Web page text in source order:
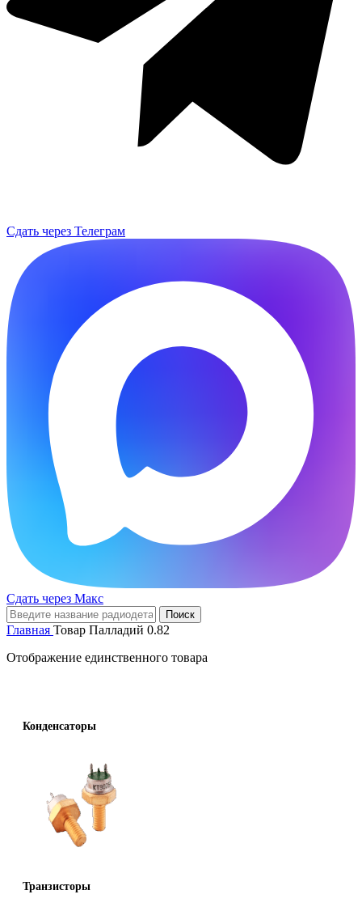
Сдать через Телеграм
Сдать через Макс
Поиск
Главная Товар Палладий 0.82
Отображение единственного товара
Конденсаторы
Транзисторы